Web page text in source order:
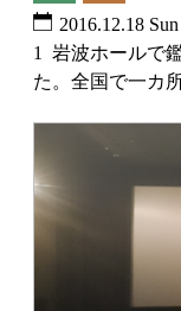
2016.12.18 Sun
1 岩波ホールで
た。全国で一カ